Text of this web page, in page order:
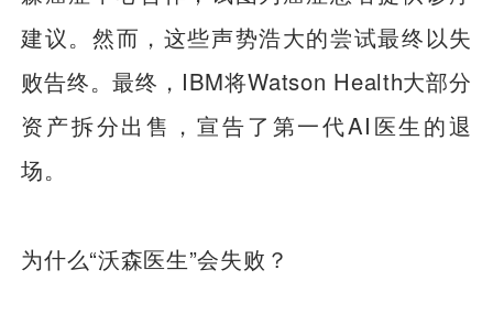
建议。然而，这些声势浩大的尝试最终以失
败告终。最终，IBM将Watson Health大部分
资产拆分出售，宣告了第一代AI医生的退
场。
为什么“沃森医生”会失败？